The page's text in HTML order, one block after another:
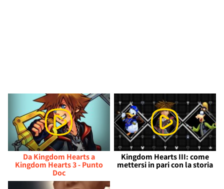
Da Kingdom Hearts a
Kingdom Hearts 3 - Punto
Doc
Kingdom Hearts III: come
mettersi in pari con la storia